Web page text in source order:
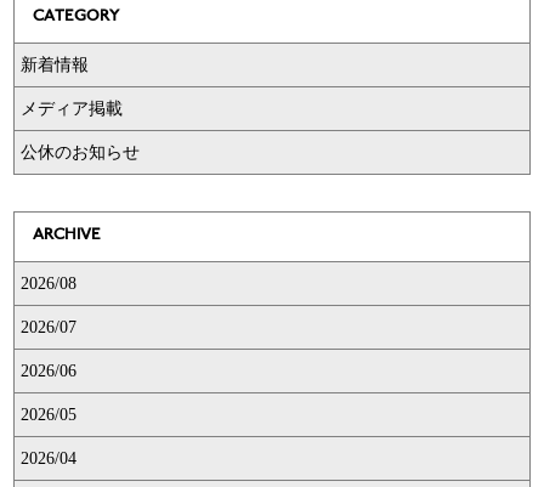
CATEGORY
新着情報
メディア掲載
公休のお知らせ
ARCHIVE
2026/08
2026/07
2026/06
2026/05
2026/04